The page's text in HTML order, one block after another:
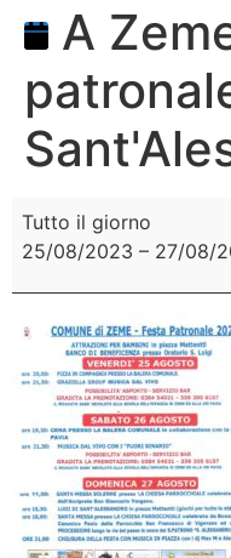
A
Tutto il giorno
25/08/2023 – 27/08/